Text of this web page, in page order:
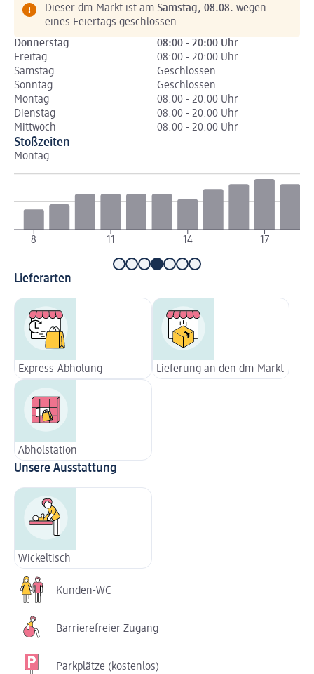
Dieser dm-Markt ist am Samstag, 08.08. wegen
eines Feiertags geschlossen.
Donnerstag
08:00 - 20:00 Uhr
Freitag
08:00 - 20:00 Uhr
Samstag
Geschlossen
Sonntag
Geschlossen
Montag
08:00 - 20:00 Uhr
Dienstag
08:00 - 20:00 Uhr
Mittwoch
08:00 - 20:00 Uhr
Stoßzeiten
Montag
8 11 14 17
Lieferarten
Express-Abholung Lieferung an den dm-Markt
Abholstation
Unsere Ausstattung
Wickeltisch
Kunden-WC
Barrierefreier Zugang
Parkplätze (kostenlos)